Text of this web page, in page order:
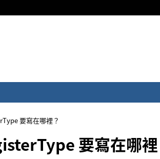
要寫在哪裡？
要寫在哪裡